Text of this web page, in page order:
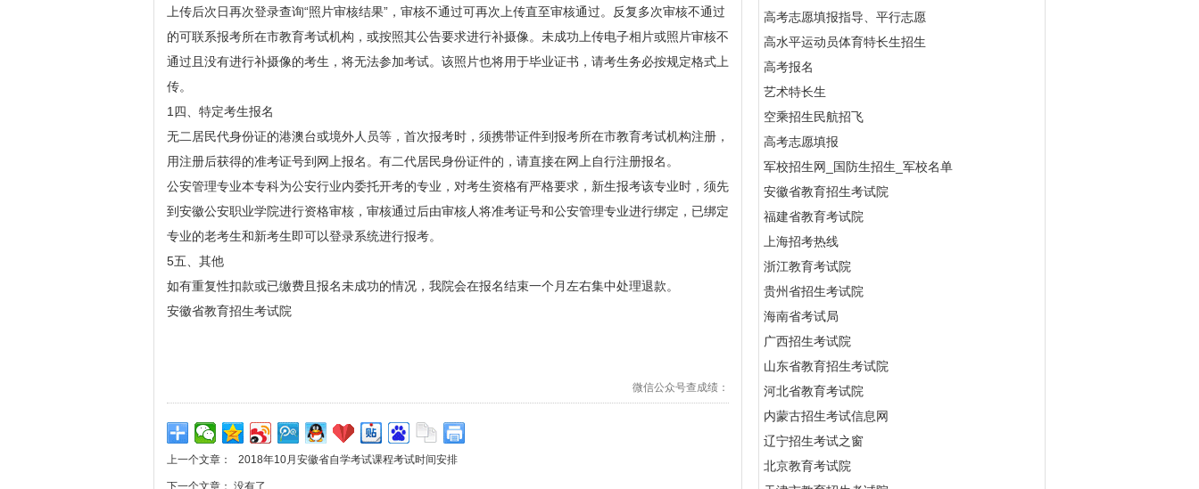
上传后次日再次登录查询“照片审核结果”，审核不通过可再次上传直至审核通过。反复多次审核不通过
的可联系报考所在市教育考试机构，或按照其公告要求进行补摄像。未成功上传电子相片或照片审核不
通过且没有进行补摄像的考生，将无法参加考试。该照片也将用于毕业证书，请考生务必按规定格式上
传。
1四、特定考生报名
无二居民代身份证的港澳台或境外人员等，首次报考时，须携带证件到报考所在市教育考试机构注册，
用注册后获得的准考证号到网上报名。有二代居民身份证件的，请直接在网上自行注册报名。
公安管理专业本专科为公安行业内委托开考的专业，对考生资格有严格要求，新生报考该专业时，须先
到安徽公安职业学院进行资格审核，审核通过后由审核人将准考证号和公安管理专业进行绑定，已绑定
专业的老考生和新考生即可以登录系统进行报考。
5五、其他
如有重复性扣款或已缴费且报名未成功的情况，我院会在报名结束一个月左右集中处理退款。
安徽省教育招生考试院
微信公众号查成绩：
上一个文章： 2018年10月安徽省自学考试课程考试时间安排
下一个文章： 没有了
高考志愿填报指导、平行志愿
高水平运动员体育特长生招生
高考报名
艺术特长生
空乘招生民航招飞
高考志愿填报
军校招生网_国防生招生_军校名单
安徽省教育招生考试院
福建省教育考试院
上海招考热线
浙江教育考试院
贵州省招生考试院
海南省考试局
广西招生考试院
山东省教育招生考试院
河北省教育考试院
内蒙古招生考试信息网
辽宁招生考试之窗
北京教育考试院